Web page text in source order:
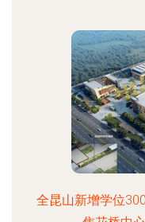
全昆山新增学位